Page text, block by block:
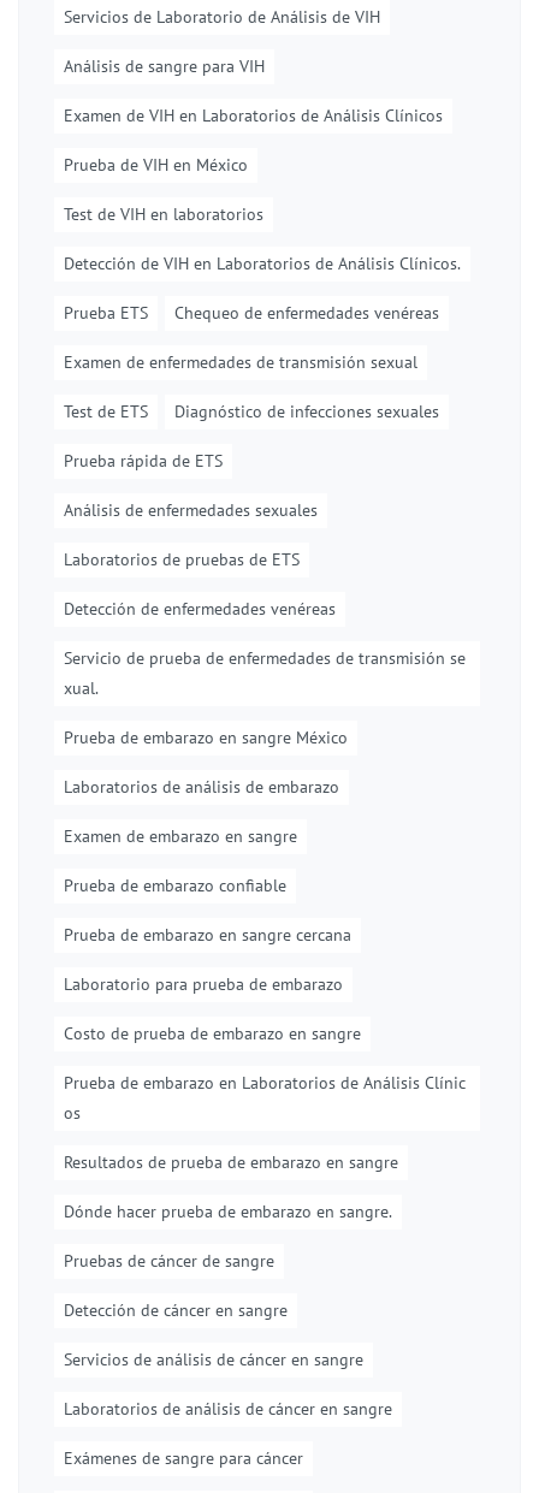
Servicios de Laboratorio de Análisis de VIH
Análisis de sangre para VIH
Examen de VIH en Laboratorios de Análisis Clínicos
Prueba de VIH en México
Test de VIH en laboratorios
Detección de VIH en Laboratorios de Análisis Clínicos.
Prueba ETS Chequeo de enfermedades venéreas
Examen de enfermedades de transmisión sexual
Test de ETS Diagnóstico de infecciones sexuales
Prueba rápida de ETS
Análisis de enfermedades sexuales
Laboratorios de pruebas de ETS
Detección de enfermedades venéreas
Servicio de prueba de enfermedades de transmisión se
xual.
Prueba de embarazo en sangre México
Laboratorios de análisis de embarazo
Examen de embarazo en sangre
Prueba de embarazo confiable
Prueba de embarazo en sangre cercana
Laboratorio para prueba de embarazo
Costo de prueba de embarazo en sangre
Prueba de embarazo en Laboratorios de Análisis Clínic
os
Resultados de prueba de embarazo en sangre
Dónde hacer prueba de embarazo en sangre.
Pruebas de cáncer de sangre
Detección de cáncer en sangre
Servicios de análisis de cáncer en sangre
Laboratorios de análisis de cáncer en sangre
Exámenes de sangre para cáncer